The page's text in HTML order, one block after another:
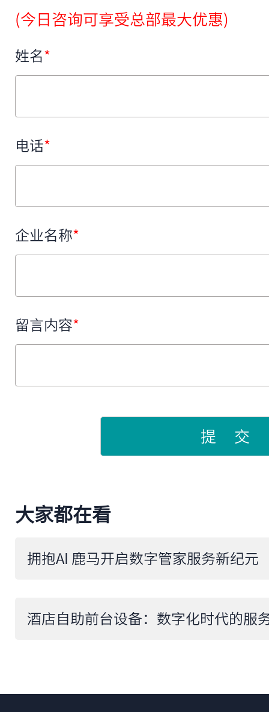
(今日咨询可享受总部最大优惠)
姓名*
电话*
企业名称*
留言内容*
提 交
大家都在看
拥抱AI 鹿马开启数字管家服务新纪元
酒店自助前台设备：数字化时代的服